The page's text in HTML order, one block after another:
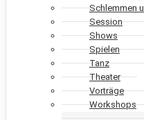
Schlemmen
Session
Shows
Spielen
Tanz
Theater
Vorträge
Workshops